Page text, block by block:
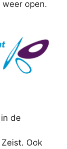
open.
de
Ook